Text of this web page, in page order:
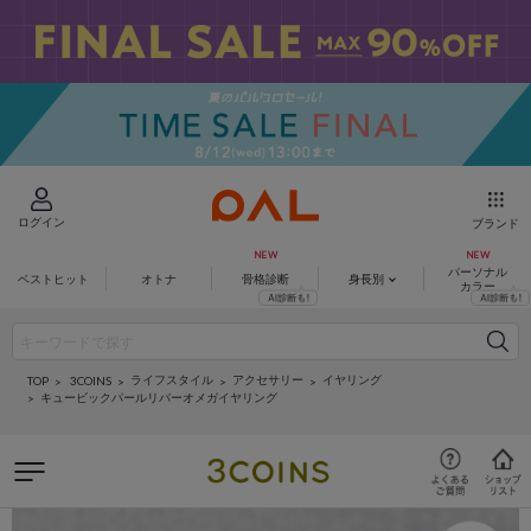
ログイン ブランド
ベストヒット オトナ 骨格診断 身長別
パーソナル
カラー
TOP 3COINS ライフスタイル アクセサリー
イヤリング
キュービックパールリバーオメガイヤリング